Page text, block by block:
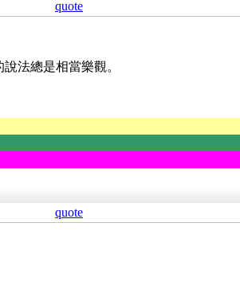
quote
說法總是相當樂觀。
quote